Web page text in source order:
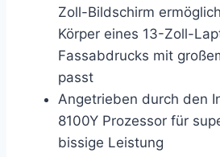
Zoll-Bildschirm
Körper eines 13-Zoll-
Fassabdrucks mit
passt
Angetrieben durch den
8100Y Prozessor für
bissige Leistung